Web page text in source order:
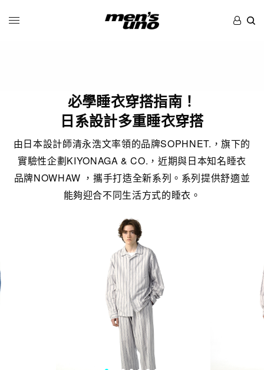
必學睡衣穿搭指南！
日系設計多重睡衣穿搭
由日本設計師清永浩文率領的品牌SOPHNET.，旗下的
實驗性企劃KIYONAGA & CO.，近期與日本知名睡衣
品牌NOWHAW ，攜手打造全新系列。系列提供舒適並
能夠迎合不同生活方式的睡衣。